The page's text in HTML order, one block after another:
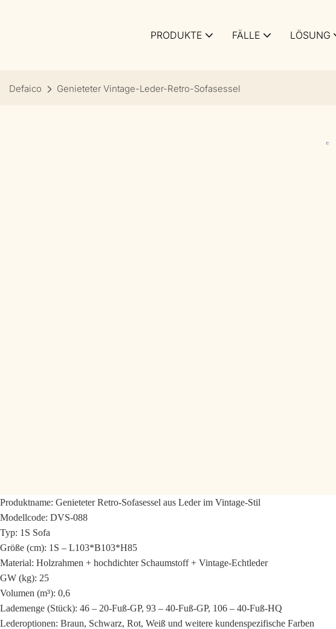
PRODUKTE FÄLLE LÖSUNG
Defaico Genieteter Vintage-Leder-Retro-Sofasessel
Produktname: Genieteter Retro-Sofasessel aus Leder im Vintage-Stil
Modellcode: DVS-088
Typ: 1S Sofa
Größe (cm): 1S – L103*B103*H85
Material: Holzrahmen + hochdichter Schaumstoff + Vintage-Echtleder
GW (kg): 25
Volumen (m³): 0,6
Lademenge (Stück): 46 – 20-Fuß-GP, 93 – 40-Fuß-GP, 106 – 40-Fuß-HQ
Lederoptionen: Braun, Schwarz, Rot, Weiß und weitere kundenspezifische Farben